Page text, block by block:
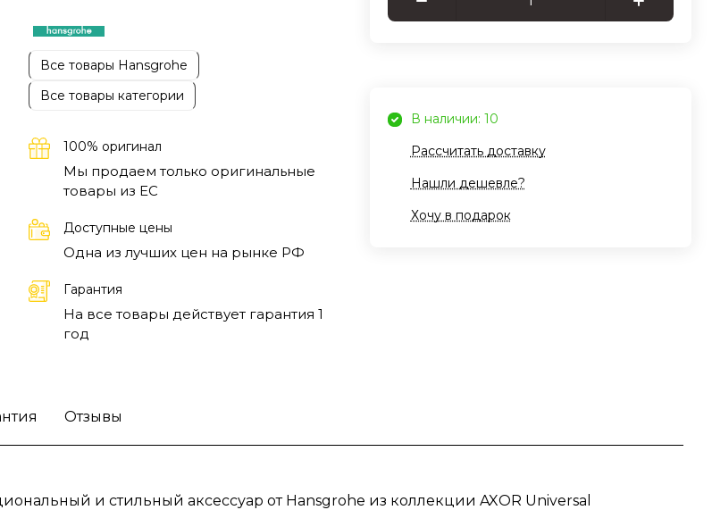
интерьера ванной комнаты.
в классическом хромированном покрытии,
которое отличается высокой устойчивостью к
воздействию влаги и механическим нагрузкам.
обеспечивает надёжную фиксацию полотенца
и рассчитана на длительную эксплуатацию без
потери внешней привлекательности. Гладкая
поверхность изделия упрощает уход и
сохраняет аккуратный внешний
Продуманная длина держателя позволяет
обеспечивая их равномерное высыхание.
Лаконичный дизайн аксессуара универсально
сочетается с сантехникой различных стилей и
качества, который объединяет комфорт
Все товары Hansgrohe
Все товары категории
100% оригинал
Мы продаем только оригинальные
товары из EC
Доступные цены
Одна из лучших цен на рынке РФ
Гарантия
На все товары действует гарантия 1
год
В наличии: 10
Рассчитать доставку
Нашли дешевле?
Хочу в подарок
Отзывы
и стильный аксессуар от Hansgrohe из коллекции AXOR Universal